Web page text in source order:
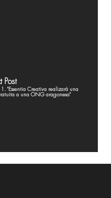
Post
"Essentia Creativa realizará una
a una ONG aragonesa"